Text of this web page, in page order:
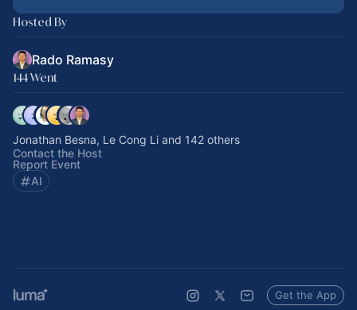
Hosted By
Rado Ramasy
144 Went
Jonathan Besna, Le Cong Li and 142 others
Contact the Host
Report Event
AI
Get the App